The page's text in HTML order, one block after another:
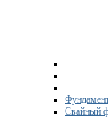
Свайный